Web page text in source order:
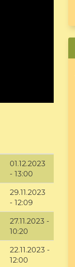
01.12.2023
- 13:00
29.11.2023
- 12:09
27.11.2023 -
10:20
22.11.2023 -
12:00